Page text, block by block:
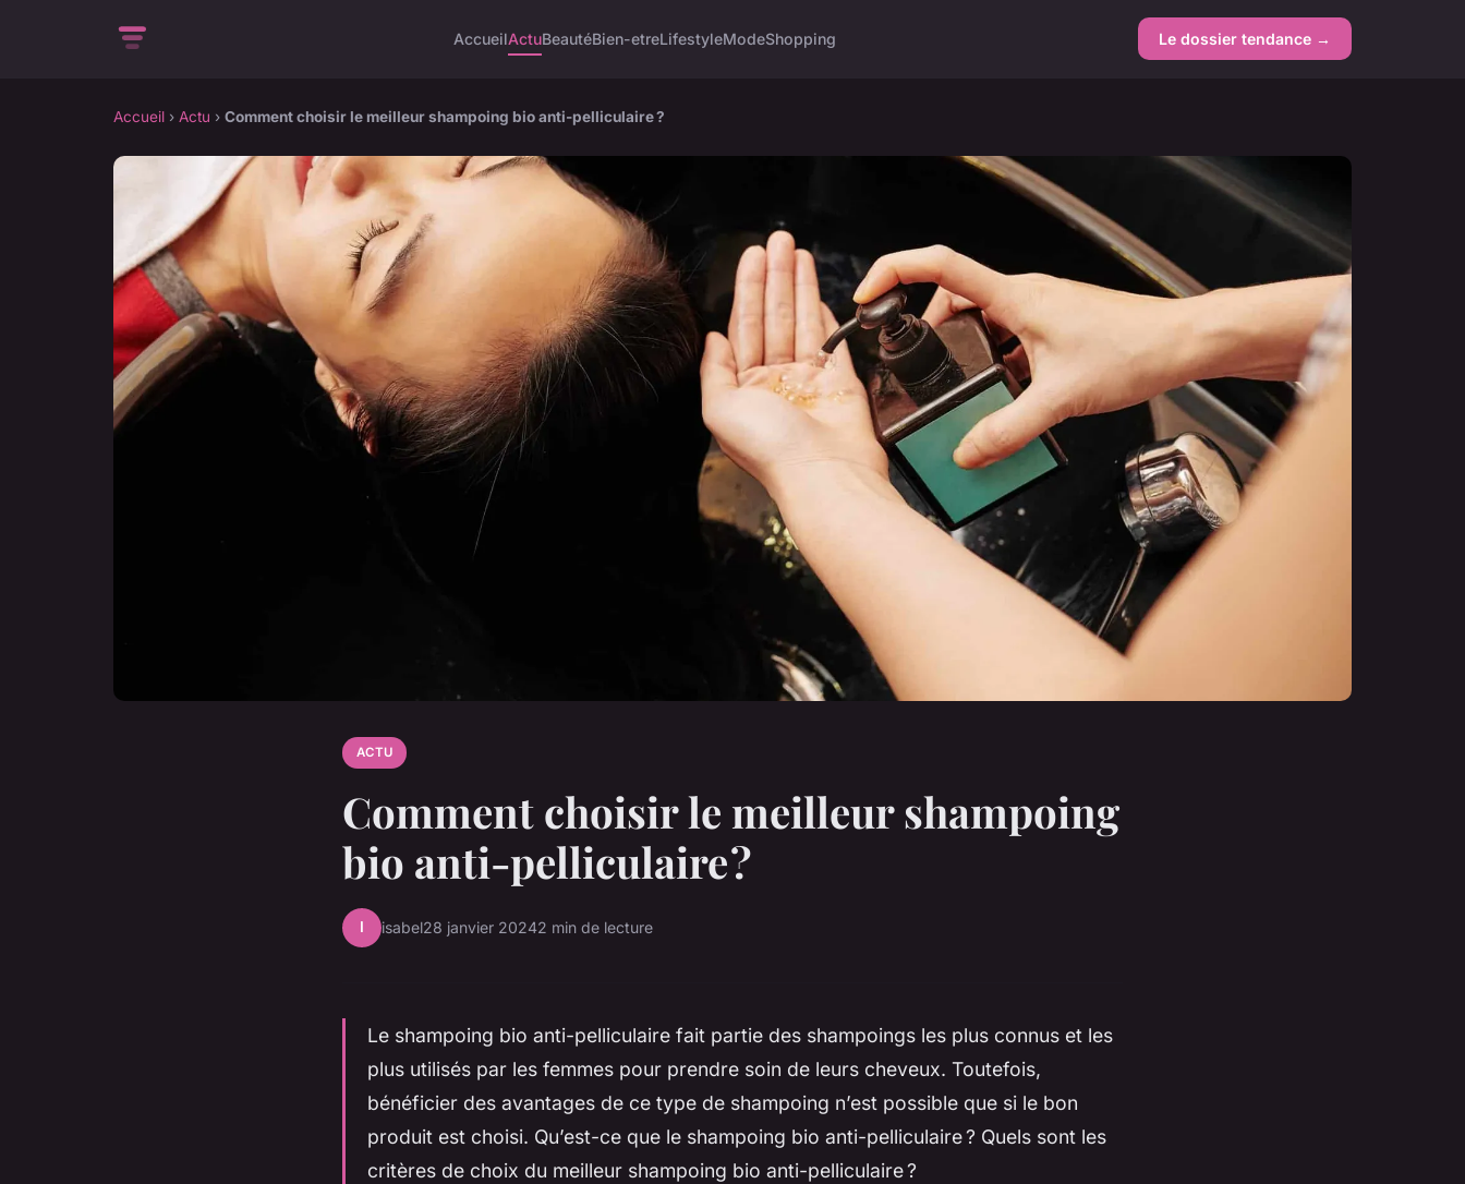
AccueilActuBeautéBien-etreLifestyleModeShopping Le dossier tendance →
Accueil › Actu › Comment choisir le meilleur shampoing bio anti-pelliculaire ?
ACTU
Comment choisir le meilleur shampoing
bio anti-pelliculaire ?
I isabel28 janvier 20242 min de lecture
Le shampoing bio anti-pelliculaire fait partie des shampoings les plus connus et les
plus utilisés par les femmes pour prendre soin de leurs cheveux. Toutefois,
bénéficier des avantages de ce type de shampoing n’est possible que si le bon
produit est choisi. Qu’est-ce que le shampoing bio anti-pelliculaire ? Quels sont les
critères de choix du meilleur shampoing bio anti-pelliculaire ?